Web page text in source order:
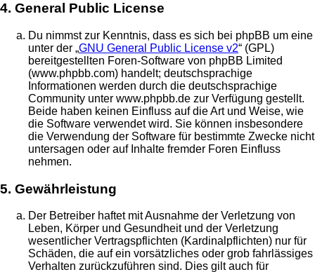
4. General Public License
Du nimmst zur Kenntnis, dass es sich bei phpBB um eine
unter der „GNU General Public License v2“ (GPL)
bereitgestellten Foren-Software von phpBB Limited
(www.phpbb.com) handelt; deutschsprachige
Informationen werden durch die deutschsprachige
Community unter www.phpbb.de zur Verfügung gestellt.
Beide haben keinen Einfluss auf die Art und Weise, wie
die Software verwendet wird. Sie können insbesondere
die Verwendung der Software für bestimmte Zwecke nicht
untersagen oder auf Inhalte fremder Foren Einfluss
nehmen.
5. Gewährleistung
Der Betreiber haftet mit Ausnahme der Verletzung von
Leben, Körper und Gesundheit und der Verletzung
wesentlicher Vertragspflichten (Kardinalpflichten) nur für
Schäden, die auf ein vorsätzliches oder grob fahrlässiges
Verhalten zurückzuführen sind. Dies gilt auch für